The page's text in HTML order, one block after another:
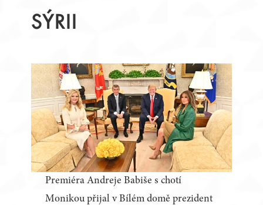
SÝRII
Premiéra Andreje Babiše s chotí
Monikou přijal v Bílém domě prezident